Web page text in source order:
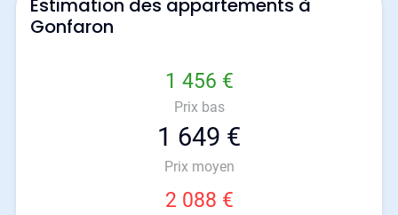
Estimation des appartements à
Gonfaron
1 456 €
Prix bas
1 649 €
Prix moyen
2 088 €